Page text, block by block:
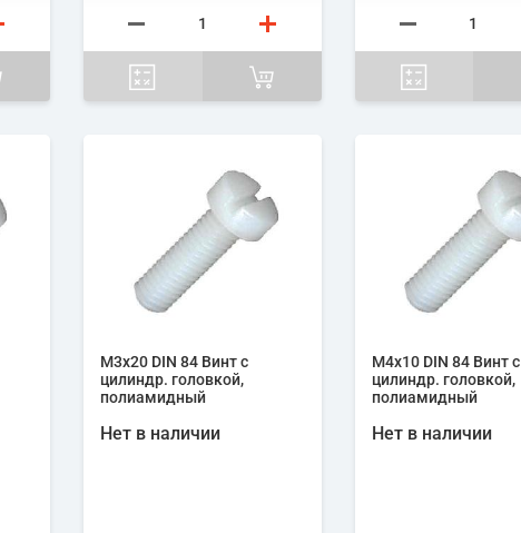
М3х20 DIN 84 Винт с
цилиндр. головкой,
полиамидный
Нет в наличии
М4х10 DIN 84 Винт с
цилиндр. головкой,
полиамидный
Нет в наличии